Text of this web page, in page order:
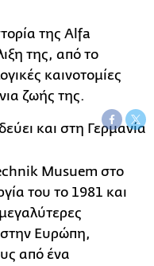
της Alfa
της, από το
καινοτομίες
ζωής της.
Musuem στο
του το 1981 και
Ευρώπη,
από ένα